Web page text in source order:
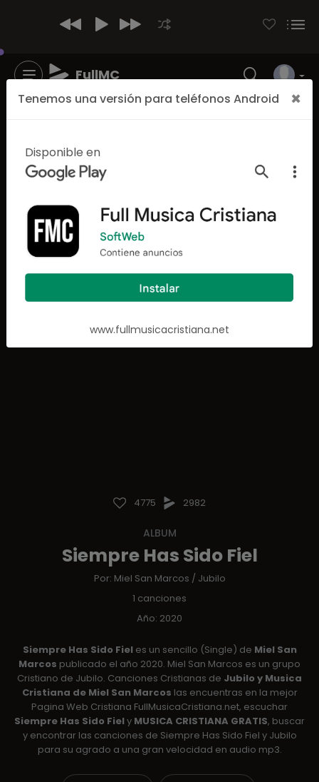
FullMC
4775 2982
ALBUM
Siempre Has Sido Fiel
Por: Miel San Marcos / Jubilo
1 canciones
Año: 2020
Siempre Has Sido Fiel es un sencillo (Single) de Miel San
Marcos publicado el año 2020. Miel San Marcos es un grupo
Cristiano de Jubilo. Canciones Cristianas de Jubilo y Musica
Cristiana de Miel San Marcos las encuentras en la mejor
Pagina Web Cristiana FullMusicaCristiana.net, escuchar
Siempre Has Sido Fiel y MUSICA CRISTIANA GRATIS, buscar
y encontrar las canciones de Siempre Has Sido Fiel y Jubilo
para su agrado a una gran velocidad en audio mp3.
Tenemos una versión para teléfonos Android ×
Disponible en
www.fullmusicacristiana.net